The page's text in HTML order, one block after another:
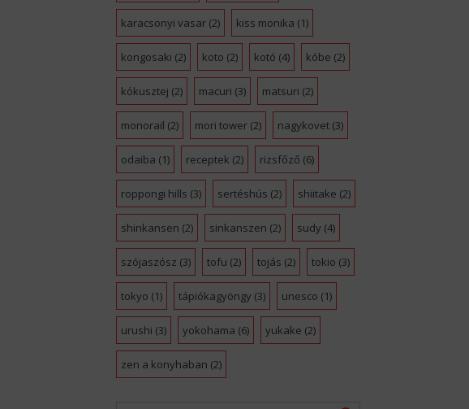
karacsonyi vasar(2) kiss monika (1)
kongosaki (2) koto (2) kotó (4) kóbe (2)
kókusztej (2) macuri (3) matsuri (2)
monorail (2) mori tower(2) nagykovet(3)
odaiba (1) receptek (2) rizsfőző (6)
roppongi hills (3) sertéshús (2) shiitake (2)
shinkansen (2) sinkanszen (2) sudy (4)
szójaszósz (3) tofu (2) tojás (2) tokio (3)
tokyo (1) tápiókagyöngy (3) unesco (1)
urushi (3) yokohama (6) yukake (2)
zen a konyhaban (2)